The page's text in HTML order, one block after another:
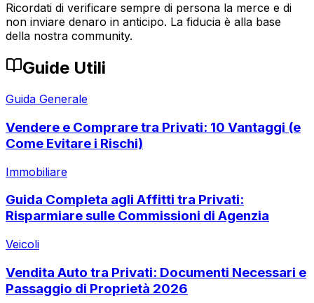
Ricordati di verificare sempre di persona la merce e di
non inviare denaro in anticipo. La fiducia è alla base
della nostra community.
Guide Utili
Guida Generale
Vendere e Comprare tra Privati: 10 Vantaggi (e
Come Evitare i Rischi)
Immobiliare
Guida Completa agli Affitti tra Privati:
Risparmiare sulle Commissioni di Agenzia
Veicoli
Vendita Auto tra Privati: Documenti Necessari e
Passaggio di Proprietà 2026